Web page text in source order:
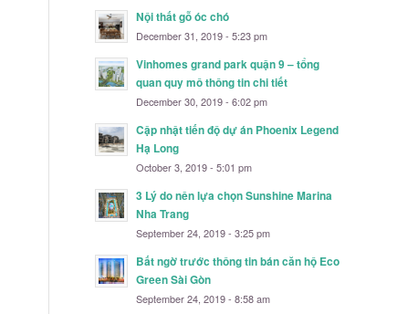
Nội thất gỗ óc chó
December 31, 2019 - 5:23 pm
Vinhomes grand park quận 9 – tổng
quan quy mô thông tin chi tiết
December 30, 2019 - 6:02 pm
Cập nhật tiến độ dự án Phoenix Legend
Hạ Long
October 3, 2019 - 5:01 pm
3 Lý do nên lựa chọn Sunshine Marina
Nha Trang
September 24, 2019 - 3:25 pm
Bất ngờ trước thông tin bán căn hộ Eco
Green Sài Gòn
September 24, 2019 - 8:58 am